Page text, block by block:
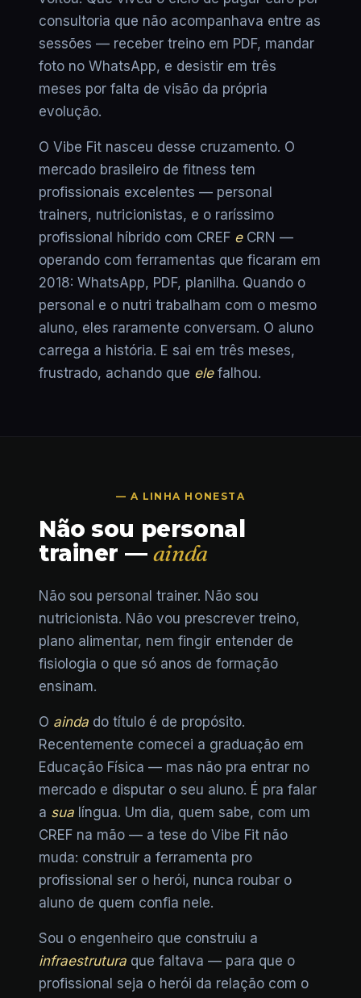
consultoria que não acompanhava entre as
sessões — receber treino em PDF, mandar
foto no WhatsApp, e desistir em três
meses por falta de visão da própria
evolução.
O Vibe Fit nasceu desse cruzamento. O
mercado brasileiro de fitness tem
profissionais excelentes — personal
trainers, nutricionistas, e o raríssimo
profissional híbrido com CREF eCRN —
operando com ferramentas que ficaram em
2018: WhatsApp, PDF, planilha. Quando o
personal e o nutri trabalham com o mesmo
aluno, eles raramente conversam. O aluno
carrega a história. E sai em três meses,
frustrado, achando que elefalhou.
— A LINHA HONESTA
Não sou personal
trainer — ainda
Não sou personal trainer. Não sou
nutricionista. Não vou prescrever treino,
plano alimentar, nem fingir entender de
fisiologia o que só anos de formação
ensinam.
O ainda do título é de propósito.
Recentemente comecei a graduação em
Educação Física — mas não pra entrar no
mercado e disputar o seu aluno. É pra falar
a sua língua. Um dia, quem sabe, com um
CREF na mão — a tese do Vibe Fit não
muda: construir a ferramenta pro
profissional ser o herói, nunca roubar o
aluno de quem confia nele.
Sou o engenheiro que construiu a
infraestrutura que faltava — para que o
profissional seja o herói da relação com o